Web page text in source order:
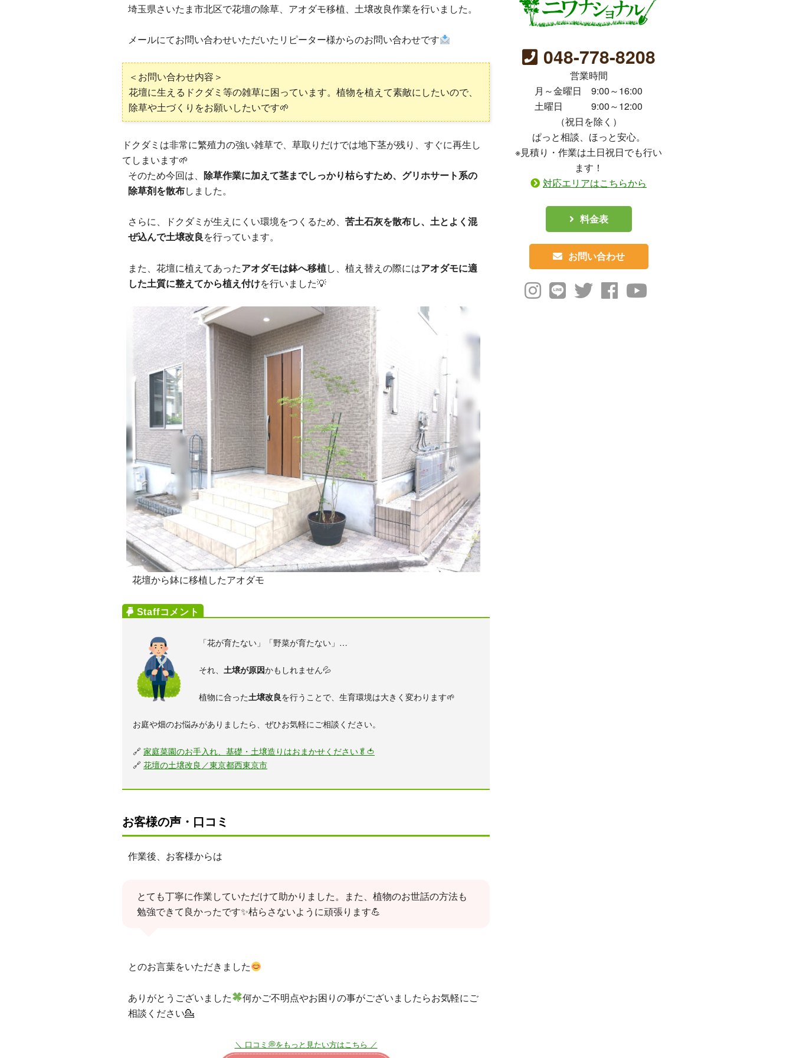
埼玉県さいたま市北区で花壇の除草、アオダモ移植、土壌改良作業を行いました。
メールにてお問い合わせいただいたリピーター様からのお問い合わせです
＜お問い合わせ内容＞
花壇に生えるドクダミ等の雑草に困っています。植物を植えて素敵にしたいので、
除草や土づくりをお願いしたいです🌱
ドクダミは非常に繁殖力の強い雑草で、草取りだけでは地下茎が残り、すぐに再生し
てしまいます🌱
そのため今回は、 除草作業に加えて茎までしっかり枯らすため、グリホサート系の
除草剤を散布しました。
さらに、ドクダミが生えにくい環境をつくるため、 苦土石灰を散布し、土とよく混
ぜ込んで土壌改良を行っています。
また、花壇に植えてあったアオダモは鉢へ移植し、植え替えの際にはアオダモに適
した土質に整えてから植え付けを行いました💡
花壇から鉢に移植したアオダモ
「花が育たない」「野菜が育たない」…
それ、 土壌が原因かもしれません💦
植物に合った土壌改良を行うことで、生育環境は大きく変わります🌱
お庭や畑のお悩みがありましたら、ぜひお気軽にご相談ください。
🔗 家庭菜園のお手入れ、基礎・土壌造りはおまかせください🥬🍅
🔗 花壇の土壌改良／東京都西東京市
お客様の声・口コミ
作業後、お客様からは
とても丁寧に作業していただけて助かりました。また、植物のお世話の方法も
勉強できて良かったです✨枯らさないように頑張ります💪
とのお言葉をいただきました
ありがとうございました
何かご不明点やお困りの事がございましたらお気軽にご
相談ください💁
＼ 口コミ💭をもっと見たい方はこちら ／
048-778-8208
営業時間
月～金曜日 9:00～16:00
土曜日 9:00～12:00
（祝日を除く）
ぱっと相談、ほっと安心。
※見積り・作業は土日祝日でも行い
ます！
対応エリアはこちらから
料金表
お問い合わせ